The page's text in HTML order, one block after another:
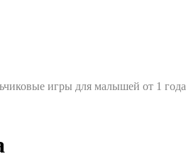
игры для малышей от 1 года